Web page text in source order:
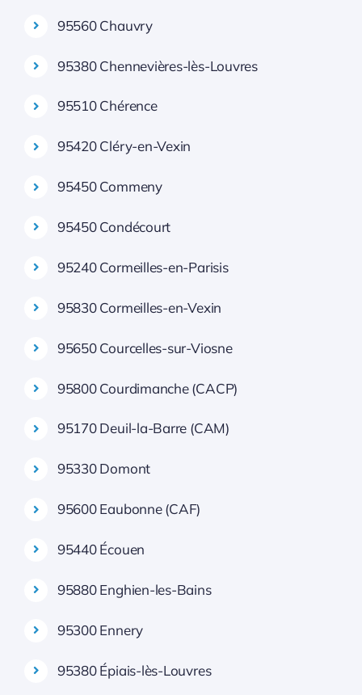
95560 Chauvry
95380 Chennevières-lès-Louvres
95510 Chérence
95420 Cléry-en-Vexin
95450 Commeny
95450 Condécourt
95240 Cormeilles-en-Parisis
95830 Cormeilles-en-Vexin
95650 Courcelles-sur-Viosne
95800 Courdimanche (CACP)
95170 Deuil-la-Barre (CAM)
95330 Domont
95600 Eaubonne (CAF)
95440 Écouen
95880 Enghien-les-Bains
95300 Ennery
95380 Épiais-lès-Louvres